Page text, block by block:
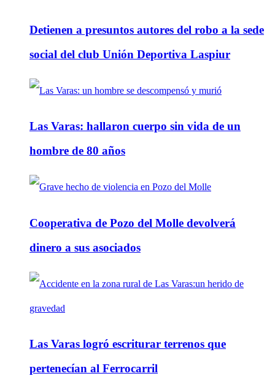
Detienen a presuntos autores del robo a la sede
social del club Unión Deportiva Laspiur
Las Varas: hallaron cuerpo sin vida de un
hombre de 80 años
Cooperativa de Pozo del Molle devolverá
dinero a sus asociados
Las Varas logró escriturar terrenos que
pertenecían al Ferrocarril